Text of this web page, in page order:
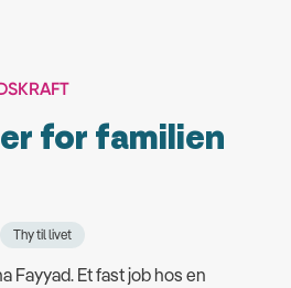
for familien
Thy til livet
Fayyad. Et fast job hos en